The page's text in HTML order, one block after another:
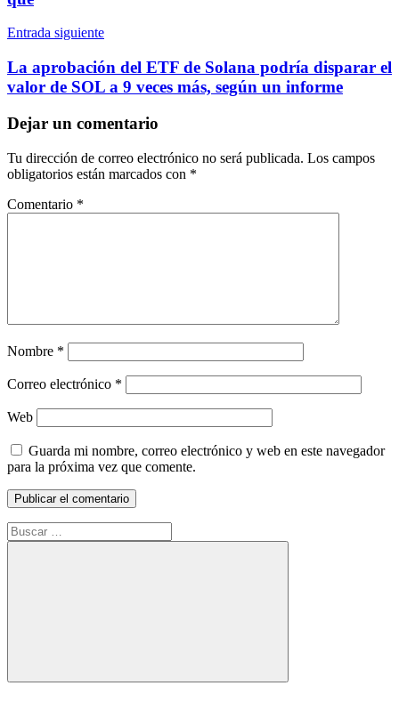
Entrada siguiente
La aprobación del ETF de Solana podría disparar el
valor de SOL a 9 veces más, según un informe
Dejar un comentario
Tu dirección de correo electrónico no será publicada. Los campos
obligatorios están marcados con *
Comentario *
Nombre *
Correo electrónico *
Web
Guarda mi nombre, correo electrónico y web en este navegador
para la próxima vez que comente.
Buscar:
Buscar